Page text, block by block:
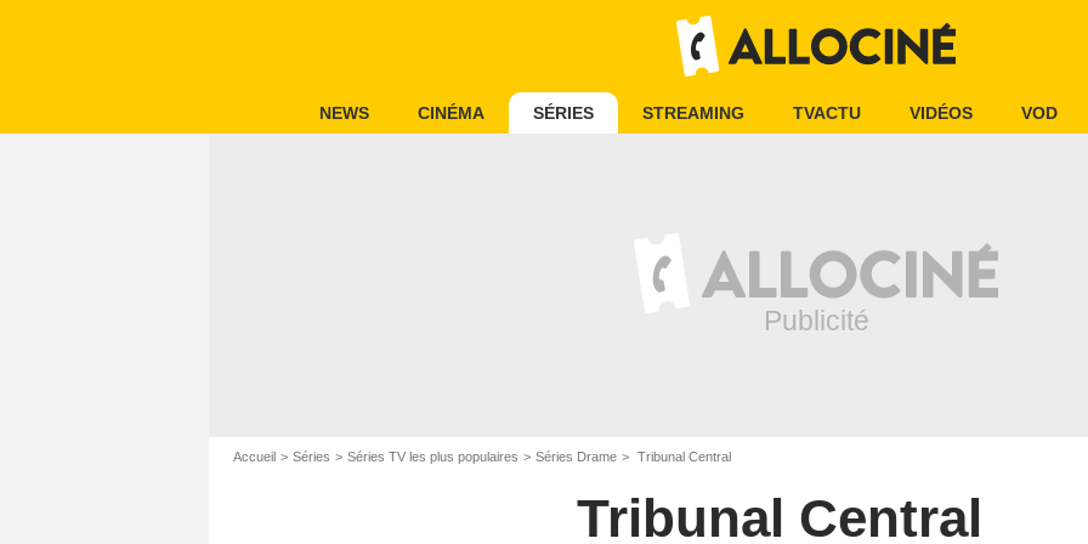
NEWS CINÉMA SÉRIES STREAMING TVACTU VIDÉOS VOD
Accueil Séries Séries TV les plus populaires Séries Drame Tribunal Central
Tribunal Central